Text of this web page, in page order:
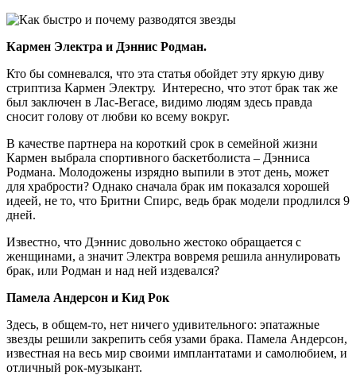
Кармен Электра и Дэннис Родман.
Кто бы сомневался, что эта статья обойдет эту яркую диву
стриптиза Кармен Электру. Интересно, что этот брак так же
был заключен в Лас-Вегасе, видимо людям здесь правда
сносит голову от любви ко всему вокруг.
В качестве партнера на короткий срок в семейной жизни
Кармен выбрала спортивного баскетболиста – Дэнниса
Родмана. Молодожены изрядно выпили в этот день, может
для храбрости? Однако сначала брак им показался хорошей
идеей, не то, что Бритни Спирс, ведь брак модели продлился 9
дней.
Известно, что Дэннис довольно жестоко обращается с
женщинами, а значит Электра вовремя решила аннулировать
брак, или Родман и над ней издевался?
Памела Андерсон и Кид Рок
Здесь, в общем-то, нет ничего удивительного: эпатажные
звезды решили закрепить себя узами брака. Памела Андерсон,
известная на весь мир своими имплантатами и самолюбием, и
отличный рок-музыкант.